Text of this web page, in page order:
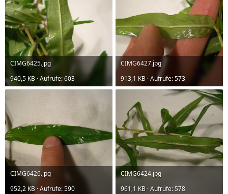
CIMG6425.jpg
940,5 KB · Aufrufe: 603
CIMG6427.jpg
913,1 KB · Aufrufe: 573
CIMG6426.jpg
952,2 KB · Aufrufe: 590
CIMG6424.jpg
961,1 KB · Aufrufe: 578